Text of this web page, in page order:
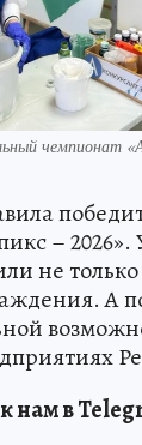
чемпионат
– 2026».
не
А
нам в